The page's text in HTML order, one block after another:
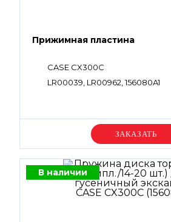
Прижимная пластина
CASE CX300C
LR00039, LR00962, 156080A1
Уточняйте цену
В наличии